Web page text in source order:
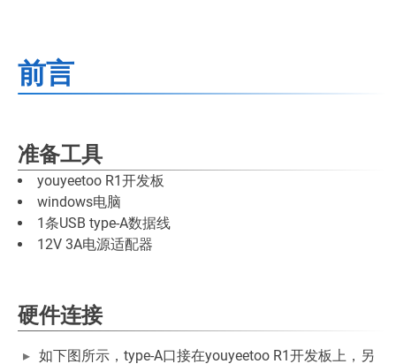
前言
准备工具
youyeetoo R1开发板
windows电脑
1条USB type-A数据线
12V 3A电源适配器
硬件连接
如下图所示，type-A口接在youyeetoo R1开发板上，另